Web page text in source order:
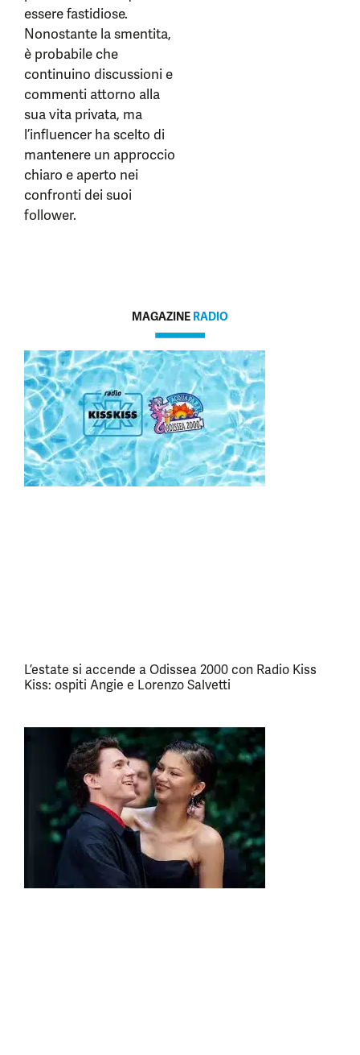
essere fastidiose.
Nonostante la smentita,
è probabile che
continuino discussioni e
commenti attorno alla
sua vita privata, ma
l’influencer ha scelto di
mantenere un approccio
chiaro e aperto nei
confronti dei suoi
follower.
MAGAZINE RADIO
L’estate si accende a Odissea 2000 con Radio Kiss
Kiss: ospiti Angie e Lorenzo Salvetti